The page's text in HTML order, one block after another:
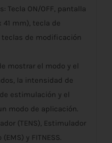
Tecla ON/OFF, pantalla
mm), tecla de
de modificación
mostrar el modo y el
la intensidad de
estimulación y el
modo de aplicación.
(TENS), Estimulador
y FITNESS.